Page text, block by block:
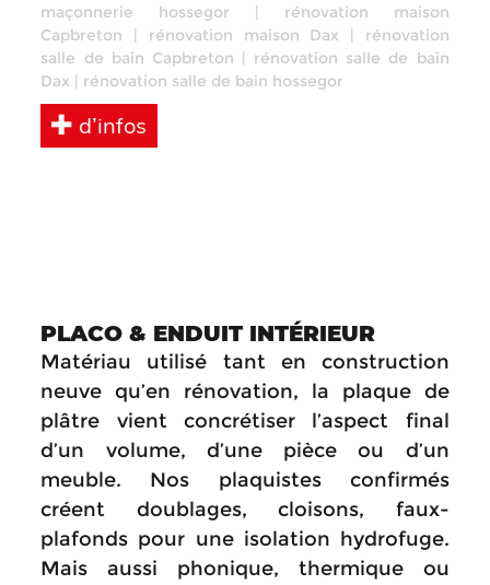
maçonnerie hossegor | rénovation maison
Capbreton | rénovation maison Dax | rénovation
salle de bain Capbreton | rénovation salle de bain
Dax | rénovation salle de bain hossegor
d’infos
PLACO & ENDUIT INTÉRIEUR
Matériau utilisé tant en construction
neuve qu’en rénovation, la plaque de
plâtre vient concrétiser l’aspect final
d’un volume, d’une pièce ou d’un
meuble. Nos plaquistes confirmés
créent doublages, cloisons, faux-
plafonds pour une isolation hydrofuge.
Mais aussi phonique, thermique ou